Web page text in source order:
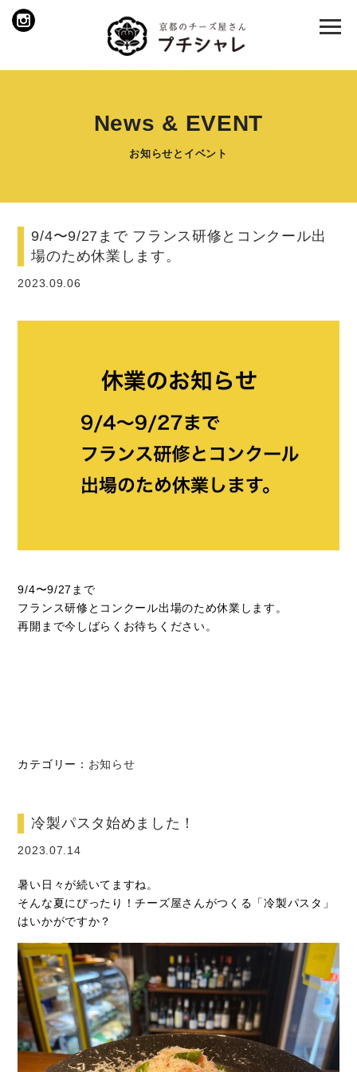
News & EVENT
お知らせとイベント
9/4〜9/27まで フランス研修とコンクール出
場のため休業します。
2023.09.06
9/4〜9/27まで
フランス研修とコンクール出場のため休業します。
再開まで今しばらくお待ちください。
カテゴリー： お知らせ
冷製パスタ始めました！
2023.07.14
暑い日々が続いてますね。
そんな夏にぴったり！チーズ屋さんがつくる「冷製パスタ」
はいかがですか？